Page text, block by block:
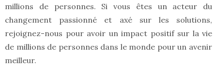
millions de personnes. Si vous êtes un acteur du
changement passionné et axé sur les solutions,
rejoignez-nous pour avoir un impact positif sur la vie
de millions de personnes dans le monde pour un avenir
meilleur.